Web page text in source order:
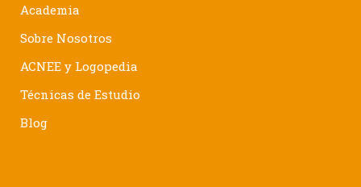
Academia
Sobre Nosotros
ACNEE y Logopedia
Técnicas de Estudio
Blog